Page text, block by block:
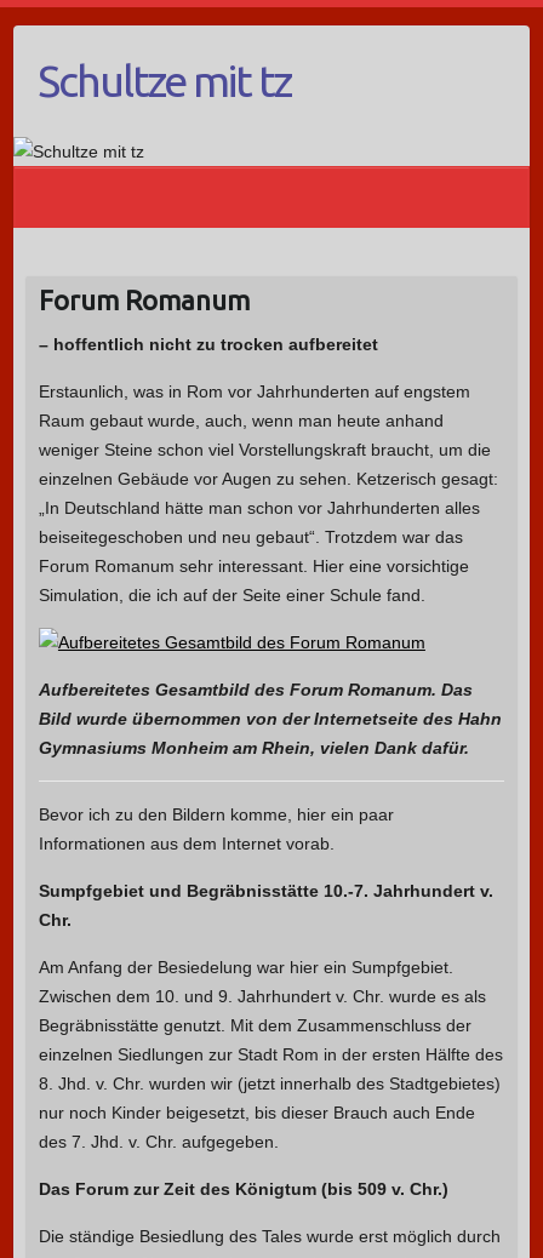
Schultze mit tz
Forum Romanum
– hoffentlich nicht zu trocken aufbereitet
Erstaunlich, was in Rom vor Jahrhunderten auf engstem
Raum gebaut wurde, auch, wenn man heute anhand
weniger Steine schon viel Vorstellungskraft braucht, um die
einzelnen Gebäude vor Augen zu sehen. Ketzerisch gesagt:
„In Deutschland hätte man schon vor Jahrhunderten alles
beiseitegeschoben und neu gebaut“. Trotzdem war das
Forum Romanum sehr interessant. Hier eine vorsichtige
Simulation, die ich auf der Seite einer Schule fand.
Aufbereitetes Gesamtbild des Forum Romanum. Das
Bild wurde übernommen von der Internetseite des Hahn
Gymnasiums Monheim am Rhein, vielen Dank dafür.
Bevor ich zu den Bildern komme, hier ein paar
Informationen aus dem Internet vorab.
Sumpfgebiet und Begräbnisstätte 10.-7. Jahrhundert v.
Chr.
Am Anfang der Besiedelung war hier ein Sumpfgebiet.
Zwischen dem 10. und 9. Jahrhundert v. Chr. wurde es als
Begräbnisstätte genutzt. Mit dem Zusammenschluss der
einzelnen Siedlungen zur Stadt Rom in der ersten Hälfte des
8. Jhd. v. Chr. wurden wir (jetzt innerhalb des Stadtgebietes)
nur noch Kinder beigesetzt, bis dieser Brauch auch Ende
des 7. Jhd. v. Chr. aufgegeben.
Das Forum zur Zeit des Königtum (bis 509 v. Chr.)
Die ständige Besiedlung des Tales wurde erst möglich durch